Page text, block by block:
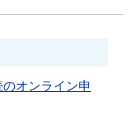
オンライン申